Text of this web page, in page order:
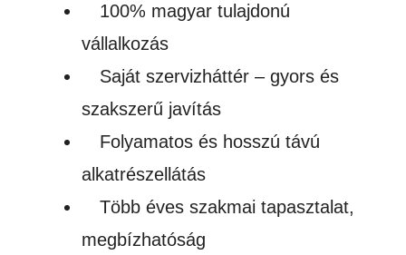
100% magyar tulajdonú
vállalkozás
Saját szervizháttér – gyors és
szakszerű javítás
Folyamatos és hosszú távú
alkatrészellátás
Több éves szakmai tapasztalat,
megbízhatóság